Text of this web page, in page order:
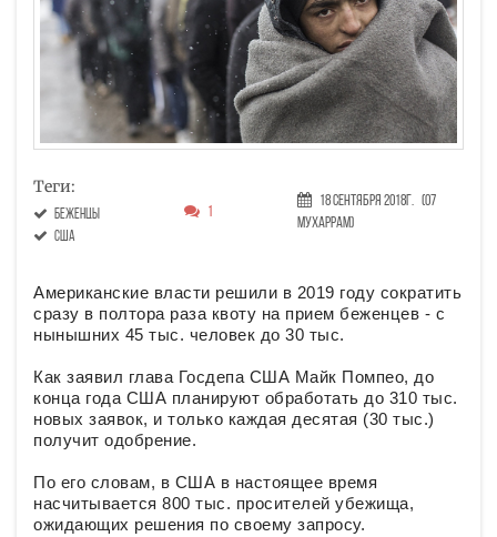
Теги:
беженцы
США
1
18 Сентября 2018г. (07
Мухаррам)
Американские власти решили в 2019 году сократить
сразу в полтора раза квоту на прием беженцев - с
нынышних 45 тыс. человек до 30 тыс.
Как заявил глава Госдепа США Майк Помпео, до
конца года США планируют обработать до 310 тыс.
новых заявок, и только каждая десятая (30 тыс.)
получит одобрение.
По его словам, в США в настоящее время
насчитывается 800 тыс. просителей убежища,
ожидающих решения по своему запросу.